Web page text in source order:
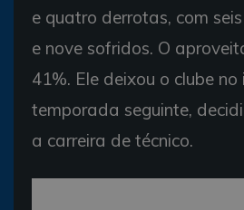
e quatro derrotas, com
e nove sofridos. O
41%. Ele deixou o clube no
temporada seguinte,
a carreira de técnico.